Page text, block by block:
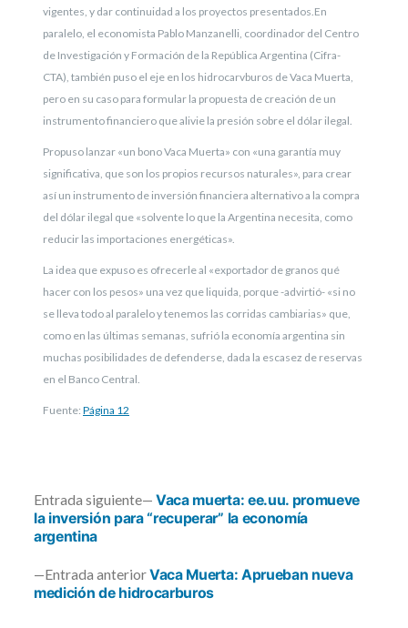
vigentes, y dar continuidad a los proyectos presentados.En
paralelo, el economista Pablo Manzanelli, coordinador del Centro
de Investigación y Formación de la República Argentina (Cifra-
CTA), también puso el eje en los hidrocarvburos de Vaca Muerta,
pero en su caso para formular la propuesta de creación de un
instrumento financiero que alivie la presión sobre el dólar ilegal.
Propuso lanzar «un bono Vaca Muerta» con «una garantía muy
significativa, que son los propios recursos naturales», para crear
así un instrumento de inversión financiera alternativo a la compra
del dólar ilegal que «solvente lo que la Argentina necesita, como
reducir las importaciones energéticas».
La idea que expuso es ofrecerle al «exportador de granos qué
hacer con los pesos» una vez que liquida, porque -advirtió- «si no
se lleva todo al paralelo y tenemos las corridas cambiarias» que,
como en las últimas semanas, sufrió la economía argentina sin
muchas posibilidades de defenderse, dada la escasez de reservas
en el Banco Central.
Fuente: Página 12
Navegación
de Entrada anteriorEntrada
anterior:
Vaca Muerta: Aprueban nueva
medición de hidrocarburos
Entrada siguiente
Entrada
siguiente:
Vaca muerta: ee.uu. promueve
la inversión para “recuperar” la economía
argentina